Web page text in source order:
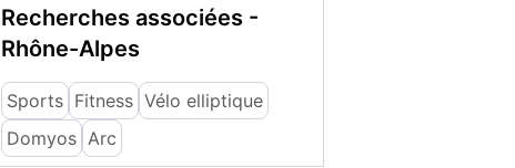
Recherches associées -
Rhône-Alpes
Sports Fitness Vélo elliptique
Domyos Arc